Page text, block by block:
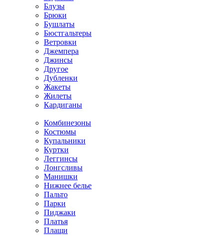
Блузы
Брюки
Бушлаты
Бюстгальтеры
Ветровки
Джемпера
Джинсы
Другое
Дубленки
Жакеты
Жилеты
Кардиганы
Комбинезоны
Костюмы
Купальники
Куртки
Леггинсы
Лонгсливы
Манишки
Нижнее белье
Пальто
Парки
Пиджаки
Платья
Плащи